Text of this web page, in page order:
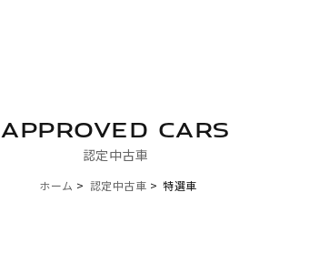
認定中古車
APPROVED CARS
ホーム 認定中古車 特選車